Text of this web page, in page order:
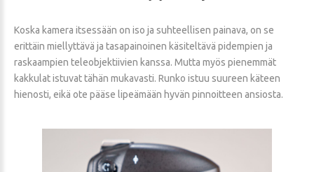
Koska kamera itsessään on iso ja suhteellisen painava, on se
erittäin miellyttävä ja tasapainoinen käsiteltävä pidempien ja
raskaampien teleobjektiivien kanssa. Mutta myös pienemmät
kakkulat istuvat tähän mukavasti. Runko istuu suureen käteen
hienosti, eikä ote pääse lipeämään hyvän pinnoitteen ansiosta.